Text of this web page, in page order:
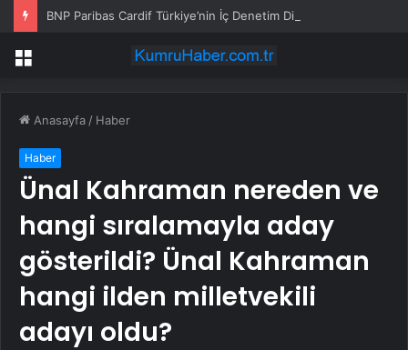
Menü
Anasayfa / Haber
Haber
Ünal Kahraman nereden ve
hangi sıralamayla aday
gösterildi? Ünal Kahraman
hangi ilden milletvekili
adayı oldu?